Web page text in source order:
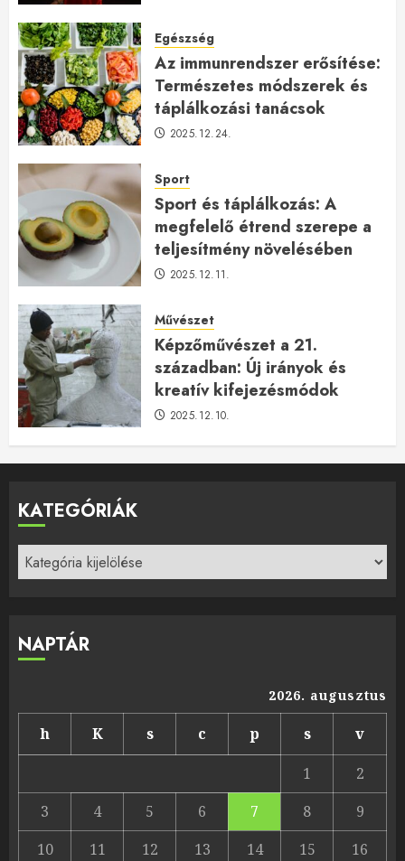
Egészség
Az immunrendszer erősítése:
Természetes módszerek és
táplálkozási tanácsok
2025.12.24.
Sport
Sport és táplálkozás: A
megfelelő étrend szerepe a
teljesítmény növelésében
2025.12.11.
Művészet
Képzőművészet a 21.
században: Új irányok és
kreatív kifejezésmódok
2025.12.10.
KATEGÓRIÁK
Kategóriák
NAPTÁR
2026. augusztus
h K s c p s
v
1
2
3
4 5 6 7 8
9
10
11 12 13 14 15 16